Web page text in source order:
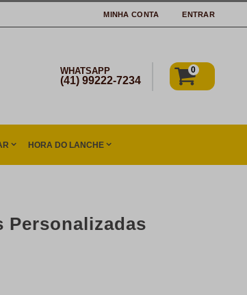
MINHA CONTA ENTRAR
WHATSAPP
(41) 99222-7234
0
HORA DO LANCHE
Personalizadas